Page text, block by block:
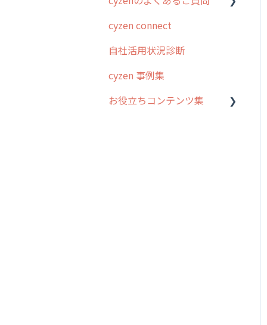
方法
ログインについて
グループ・ユーザーについ
cyzen connect
自社活用状況診断
cyzen 事例集
お役立ちコンテンツ集